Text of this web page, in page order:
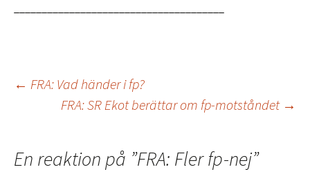
Inläggsnavigering
← FRA: Vad händer i fp?
FRA: SR Ekot berättar om fp-motståndet →
En reaktion på ”FRA: Fler fp-nej”